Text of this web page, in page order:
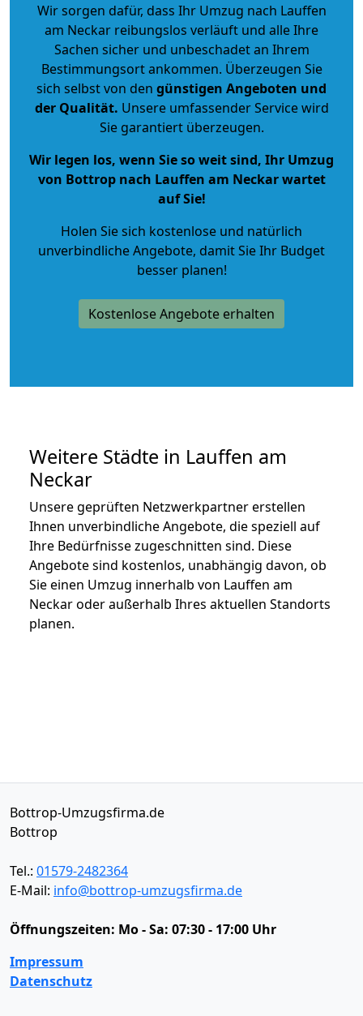
Wir sorgen dafür, dass Ihr Umzug nach Lauffen
am Neckar reibungslos verläuft und alle Ihre
Sachen sicher und unbeschadet an Ihrem
Bestimmungsort ankommen. Überzeugen Sie
sich selbst von den günstigen Angeboten und
der Qualität. Unsere umfassender Service wird
Sie garantiert überzeugen.
Wir legen los, wenn Sie so weit sind, Ihr Umzug
von Bottrop nach Lauffen am Neckar wartet
auf Sie!
Holen Sie sich kostenlose und natürlich
unverbindliche Angebote, damit Sie Ihr Budget
besser planen!
Kostenlose Angebote erhalten
Weitere Städte in Lauffen am
Neckar
Unsere geprüften Netzwerkpartner erstellen
Ihnen unverbindliche Angebote, die speziell auf
Ihre Bedürfnisse zugeschnitten sind. Diese
Angebote sind kostenlos, unabhängig davon, ob
Sie einen Umzug innerhalb von Lauffen am
Neckar oder außerhalb Ihres aktuellen Standorts
planen.
Bottrop-Umzugsfirma.de
Bottrop
Tel.: 01579-2482364
E-Mail: info@bottrop-umzugsfirma.de
Öffnungszeiten: Mo - Sa: 07:30 - 17:00 Uhr
Impressum
Datenschutz